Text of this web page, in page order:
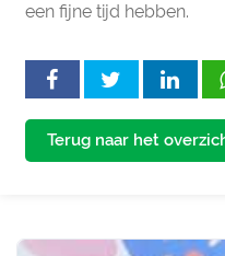
een fijne tijd hebben.
Terug naar het